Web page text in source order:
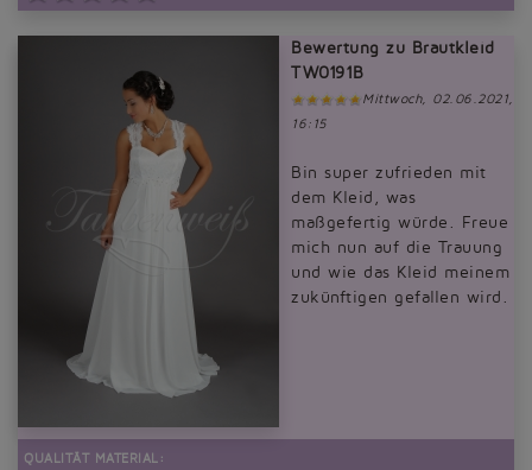
Bewertung zu Brautkleid
TW0191B
Mittwoch, 02.06.2021,
16:15
Bin super zufrieden mit
dem Kleid, was
maßgefertig würde. Freue
mich nun auf die Trauung
und wie das Kleid meinem
zukünftigen gefallen wird.
QUALITÄT MATERIAL: